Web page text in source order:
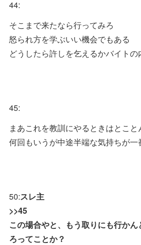
44:
そこまで来たなら行ってみろ
怒られ方を学ぶいい機会でもある
どうしたら許しを乞えるかバイトの
45:
まあこれを教訓にやるときはとこ
何回もいうが中途半端な気持ちが一
50:スレ主
>>45
この場合やと、もう取りにも行か
ろってことか？